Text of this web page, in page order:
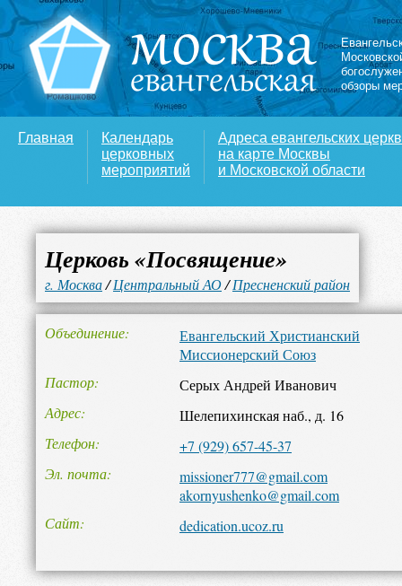
обзоры
Главная
Календарь
церковных
мероприятий
Адреса евангельских
на карте Москвы
и Московской области
Церковь «Посвящение»
г. Москва/Центральный АО/Пресненский район
Объединение
Евангельский Христианский
Миссионерский Союз
Пастор
Серых Андрей Иванович
Адрес
Шелепихинская наб., д. 16
Телефон
+7 (929) 657-45-37
Эл. почта
missioner777@gmail.com
akornyushenko@gmail.com
Сайт
dedication.ucoz.ru